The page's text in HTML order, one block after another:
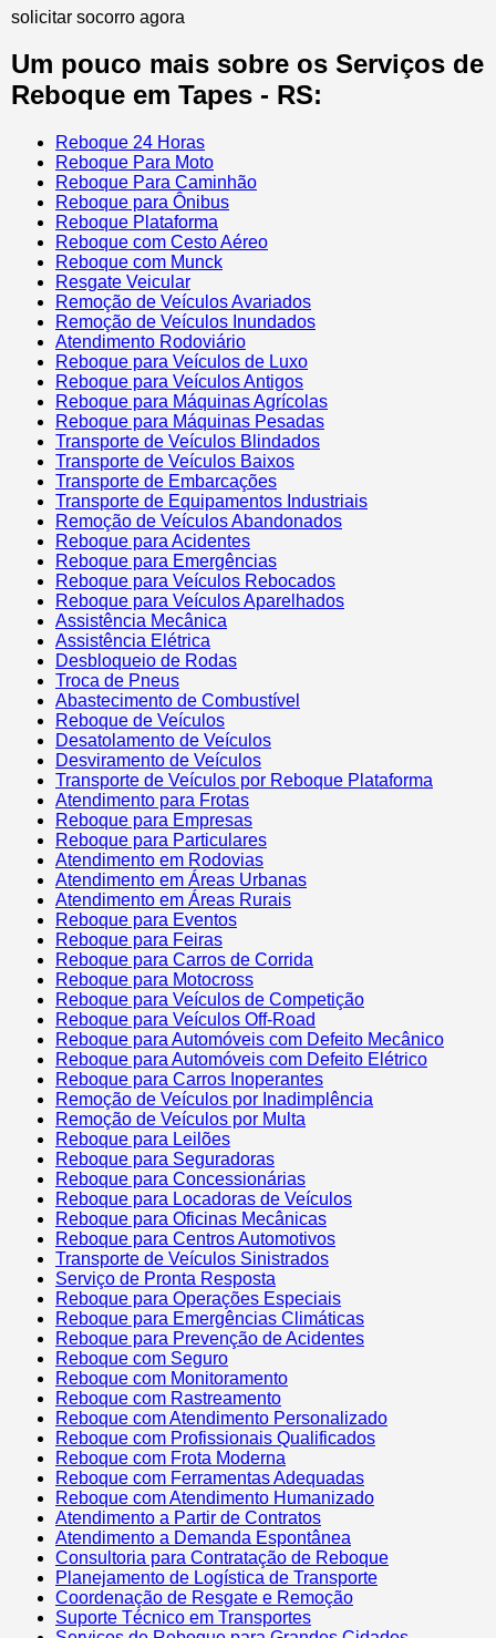
solicitar socorro agora
Um pouco mais sobre os Serviços de
Reboque em Tapes - RS:
Reboque 24 Horas
Reboque Para Moto
Reboque Para Caminhão
Reboque para Ônibus
Reboque Plataforma
Reboque com Cesto Aéreo
Reboque com Munck
Resgate Veicular
Remoção de Veículos Avariados
Remoção de Veículos Inundados
Atendimento Rodoviário
Reboque para Veículos de Luxo
Reboque para Veículos Antigos
Reboque para Máquinas Agrícolas
Reboque para Máquinas Pesadas
Transporte de Veículos Blindados
Transporte de Veículos Baixos
Transporte de Embarcações
Transporte de Equipamentos Industriais
Remoção de Veículos Abandonados
Reboque para Acidentes
Reboque para Emergências
Reboque para Veículos Rebocados
Reboque para Veículos Aparelhados
Assistência Mecânica
Assistência Elétrica
Desbloqueio de Rodas
Troca de Pneus
Abastecimento de Combustível
Reboque de Veículos
Desatolamento de Veículos
Desviramento de Veículos
Transporte de Veículos por Reboque Plataforma
Atendimento para Frotas
Reboque para Empresas
Reboque para Particulares
Atendimento em Rodovias
Atendimento em Áreas Urbanas
Atendimento em Áreas Rurais
Reboque para Eventos
Reboque para Feiras
Reboque para Carros de Corrida
Reboque para Motocross
Reboque para Veículos de Competição
Reboque para Veículos Off-Road
Reboque para Automóveis com Defeito Mecânico
Reboque para Automóveis com Defeito Elétrico
Reboque para Carros Inoperantes
Remoção de Veículos por Inadimplência
Remoção de Veículos por Multa
Reboque para Leilões
Reboque para Seguradoras
Reboque para Concessionárias
Reboque para Locadoras de Veículos
Reboque para Oficinas Mecânicas
Reboque para Centros Automotivos
Transporte de Veículos Sinistrados
Serviço de Pronta Resposta
Reboque para Operações Especiais
Reboque para Emergências Climáticas
Reboque para Prevenção de Acidentes
Reboque com Seguro
Reboque com Monitoramento
Reboque com Rastreamento
Reboque com Atendimento Personalizado
Reboque com Profissionais Qualificados
Reboque com Frota Moderna
Reboque com Ferramentas Adequadas
Reboque com Atendimento Humanizado
Atendimento a Partir de Contratos
Atendimento a Demanda Espontânea
Consultoria para Contratação de Reboque
Planejamento de Logística de Transporte
Coordenação de Resgate e Remoção
Suporte Técnico em Transportes